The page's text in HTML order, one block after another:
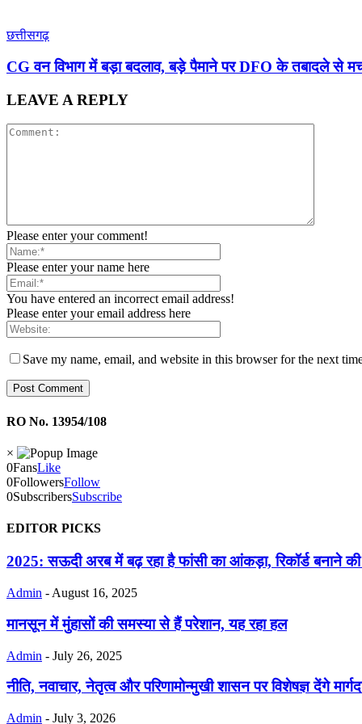
छत्तीसगढ़
CG वन विभाग में बड़ा बदलाव, बड़े पैमाने पर DFO के तबादले से
LEAVE A REPLY
Please enter your comment!
Please enter your name here
You have entered an incorrect email address!
Please enter your email address here
Save my name, email, and website in this browser for the next
RO No. 13954/108
×
0FansLike
0FollowersFollow
0SubscribersSubscribe
EDITOR PICKS
2025: सऊदी अरब में बढ़ रहा है फांसी का आंकड़ा, रिकॉर्ड बनाने
Admin - August 16, 2025
मानसून में मुंहासों की समस्या से हैं परेशान, यह रहा हल
Admin - July 26, 2025
नीति, नवाचार, नेतृत्व और परिणामोन्मुखी शासन पर विशेषज्ञ देंगे
Admin - July 3, 2026